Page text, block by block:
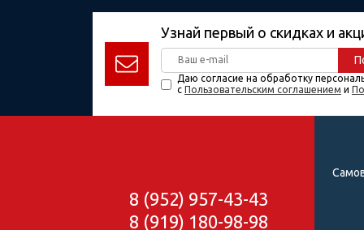
Узнай первый о скидках и
Даю согласие на обработку
с Пользовательским соглашением и
8 (952) 957-43-43
8 (919) 180-98-98